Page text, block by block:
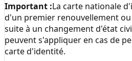
Important :La carte nationale
d'un premier renouvellement
suite à un changement d'état
peuvent s'appliquer en cas de
carte d'identité.